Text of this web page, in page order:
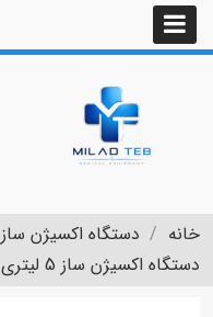
خانه
دستگاه اکسیژن ساز
دستگاه اکسیژن ساز 5 لیتری یوول مدل 8F-5AW